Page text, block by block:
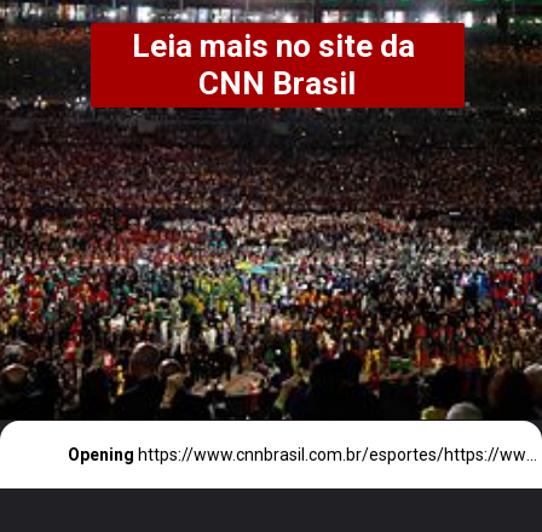
Leia mais no site da
CNN Brasil
Opening